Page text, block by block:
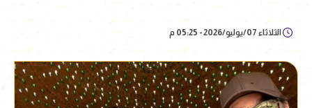
الثلاثاء 07/يوليو/2026 - 05:25 م